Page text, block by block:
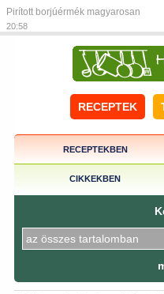
Pirított borjúérmék magyarosan
20:58
RECEPTEK
RECEPTEKBEN
CIKKEKBEN